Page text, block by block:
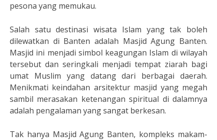
pesona yang memukau.
Salah satu destinasi wisata Islam yang tak boleh
dilewatkan di Banten adalah Masjid Agung Banten.
Masjid ini menjadi simbol keagungan Islam di wilayah
tersebut dan seringkali menjadi tempat ziarah bagi
umat Muslim yang datang dari berbagai daerah.
Menikmati keindahan arsitektur masjid yang megah
sambil merasakan ketenangan spiritual di dalamnya
adalah pengalaman yang sangat berkesan.
Tak hanya Masjid Agung Banten, kompleks makam-